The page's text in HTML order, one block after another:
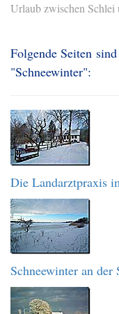
Urlaub zwischen Schlei
Folgende Seiten
"Schneewinter":
Die Landarztpraxis
Schneewinter an der